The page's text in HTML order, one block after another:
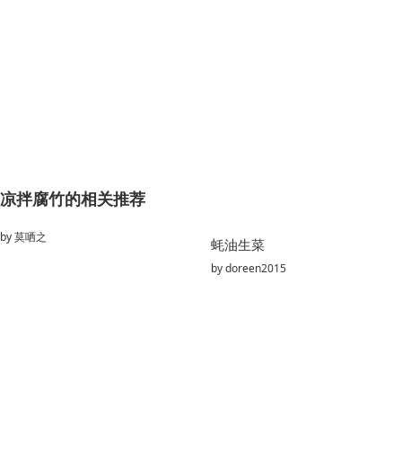
凉拌腐竹的相关推荐
by莫哂之 蚝油生菜
bydoreen2015